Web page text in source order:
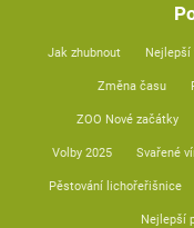
Jak zhubnout Nejlepší
Změna času
ZOO Nové začátky
Volby 2025 Svařené
Pěstování lichořeřišnice
Nejlepší